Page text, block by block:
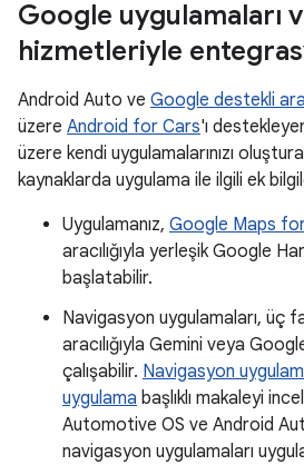
Google uygulamaları
hizmetleriyle
Android Auto ve Google destekli
üzere Android for Cars'ı
üzere kendi uygulamalarınızı
kaynaklarda uygulama ile ilgili ek
Uygulamanız, Google Maps
aracılığıyla yerleşik Google
başlatabilir.
Navigasyon uygulamaları, üç
aracılığıyla Gemini veya
çalışabilir. Navigasyon
uygulama başlıklı makaleyi
Automotive OS ve Android
navigasyon uygulamaları